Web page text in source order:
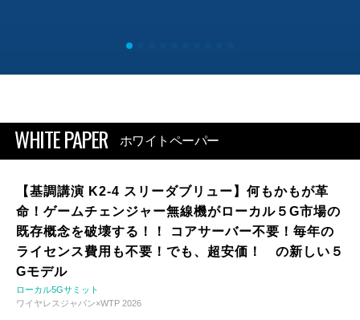
WHITE PAPER ホワイトペーパー
【基調講演 K2-4 スリーダブリュー】何もかもが革
命！ゲームチェンジャー無線機がローカル５G市場の
既存概念を破壊する！！ コアサーバー不要！毎年の
ライセンス費用も不要！でも、超安価！ の新しい５
Gモデル
ローカル5Gサミット
ワイヤレスジャパン×WTP 2026